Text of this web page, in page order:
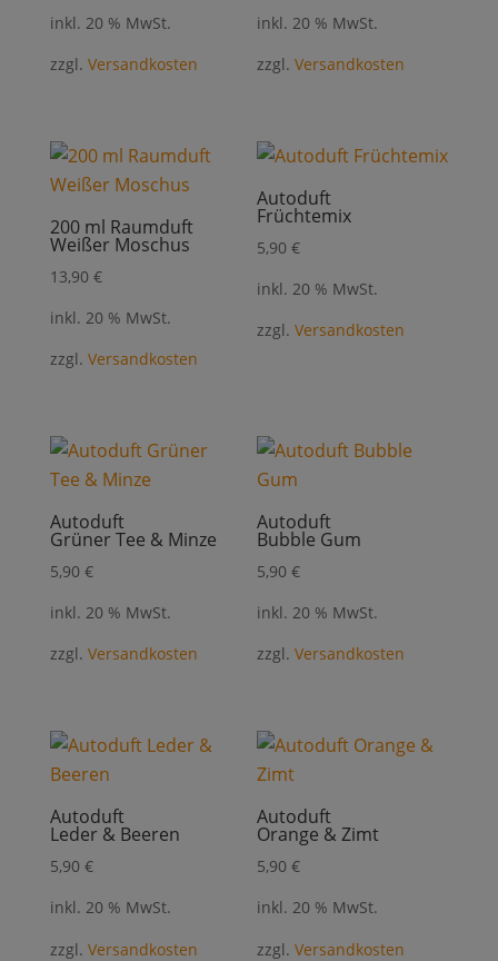
inkl. 20 % MwSt.
zzgl. Versandkosten
inkl. 20 % MwSt.
zzgl.Versandkosten
200 ml Raumduft
Weißer Moschus
13,90 €
inkl. 20 % MwSt.
zzgl. Versandkosten
Autoduft
Früchtemix
5,90€
inkl. 20 % MwSt.
zzgl.Versandkosten
Autoduft
Grüner Tee & Minze
5,90 €
inkl. 20 % MwSt.
zzgl. Versandkosten
Autoduft
Bubble Gum
5,90€
inkl. 20 % MwSt.
zzgl.Versandkosten
Autoduft
Leder & Beeren
5,90 €
inkl. 20 % MwSt.
zzgl. Versandkosten
Autoduft
Orange & Zimt
5,90€
inkl. 20 % MwSt.
zzgl.Versandkosten